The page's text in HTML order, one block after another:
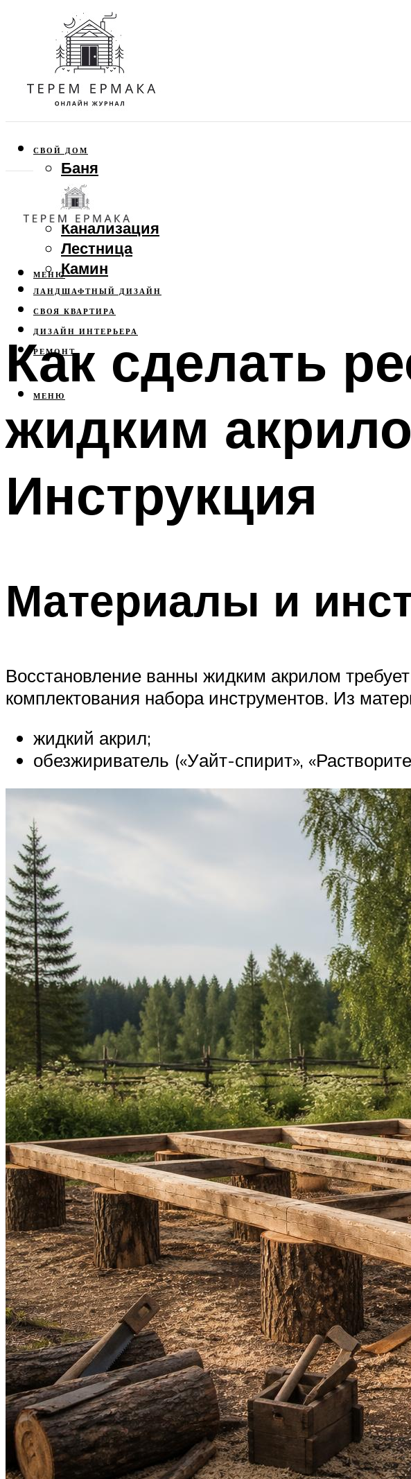
СВОЙ ДОМ
Баня
Веранда
Забор
Канализация
Лестница
Камин
ЛАНДШАФТНЫЙ ДИЗАЙН
СВОЯ КВАРТИРА
ДИЗАЙН ИНТЕРЬЕРА
РЕМОНТ
МЕНЮ
МЕНЮ
Как сделать
жидким
Инструкция
Материалы и
Восстановление ванны жидким акрилом
комплектования набора инструментов. Из
жидкий акрил;
обезжириватель («Уайт-спирит»,